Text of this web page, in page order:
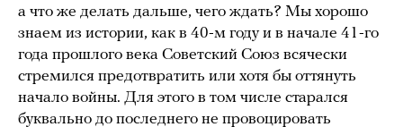
а что же делать дальше, чего ждать? Мы хорошо
знаем из истории, как в 40-м году и в начале 41-го
года прошлого века Советский Союз всячески
стремился предотвратить или хотя бы оттянуть
начало войны. Для этого в том числе старался
буквально до последнего не провоцировать